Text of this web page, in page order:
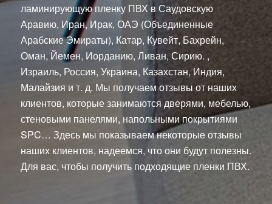
ламинирующую пленку ПВХ в Саудовскую
Аравию, Иран, Ирак, ОАЭ (Объединенные
Арабские Эмираты), Катар, Кувейт, Бахрейн,
Оман, Йемен, Иорданию, Ливан, Сирию. ,
Израиль, Россия, Украина, Казахстан, Индия,
Малайзия и т. д. Мы получаем отзывы от наших
клиентов, которые занимаются дверями, мебелью,
стеновыми панелями, напольными покрытиями
SPC… Здесь мы показываем некоторые отзывы
наших клиентов, надеемся, что они будут полезны.
Для вас, чтобы получить подходящие пленки ПВХ.